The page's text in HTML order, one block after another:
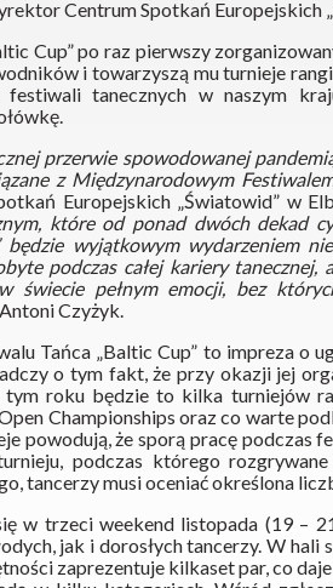
Centrum Spotkań Europejskich
Cup” po raz pierwszy
i towarzyszą mu turnieje
festiwali tanecznych w naszym
przerwie spowodowanej
z Międzynarodowym
Europejskich „Światowid” w
które od ponad dwóch dekad
będzie wyjątkowym wydarzeniem
podczas całej kariery tanecznej,
świecie pełnym emocji, bez
Czyżyk.
Tańca „Baltic Cup” to impreza o
o tym fakt, że przy okazji jej
roku będzie to kilka turniejów
Championships oraz co warte
powodują, że sporą pracę podczas
podczas którego
tancerzy musi oceniać określona
w trzeci weekend listopada (19 –
jak i dorosłych tancerzy. W
zaprezentuje kilkaset par, co